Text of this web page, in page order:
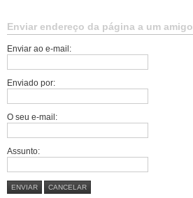
Enviar endereço da página a um amigo
Enviar ao e-mail:
Enviado por:
O seu e-mail:
Assunto:
ENVIAR CANCELAR